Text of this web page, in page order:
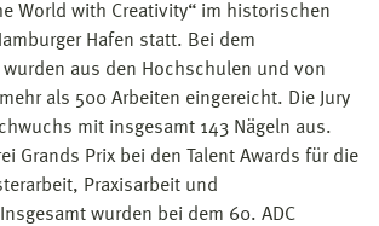
World with Creativity“ im historischen
Hafen statt. Bei dem
wurden aus den Hochschulen und von
als 500 Arbeiten eingereicht. Die Jury
mit insgesamt 143 Nägeln aus.
Grands Prix bei den Talent Awards für die
Praxisarbeit und
wurden bei dem 60. ADC